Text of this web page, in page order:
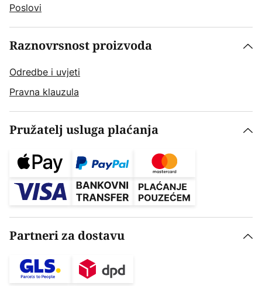
Poslovi
Raznovrsnost proizvoda
Odredbe i uvjeti
Pravna klauzula
Pružatelj usluga plaćanja
Partneri za dostavu